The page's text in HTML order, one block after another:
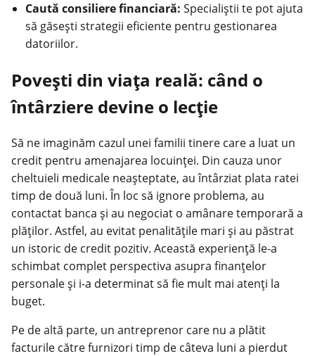
Caută consiliere financiară: Specialiștii te pot ajuta
să găsești strategii eficiente pentru gestionarea
datoriilor.
Povești din viața reală: când o
întârziere devine o lecție
Să ne imaginăm cazul unei familii tinere care a luat un
credit pentru amenajarea locuinței. Din cauza unor
cheltuieli medicale neașteptate, au întârziat plata ratei
timp de două luni. În loc să ignore problema, au
contactat banca și au negociat o amânare temporară a
plăților. Astfel, au evitat penalitățile mari și au păstrat
un istoric de credit pozitiv. Această experiență le-a
schimbat complet perspectiva asupra finanțelor
personale și i-a determinat să fie mult mai atenți la
buget.
Pe de altă parte, un antreprenor care nu a plătit
facturile către furnizori timp de câteva luni a pierdut